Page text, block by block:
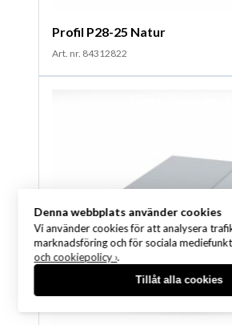
Profil P28-25 Natur
Art. nr. 84312822
Denna webbplats använder cookies
Vi använder cookies för att analysera
marknadsföring och för sociala
och cookiepolicy ›.
Tillåt alla cookies